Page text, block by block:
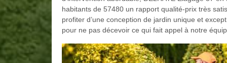
habitants de 57480 un rapport qualité-prix très
profiter d’une conception de jardin unique et
pour ne pas décevoir ce qui fait appel à notre